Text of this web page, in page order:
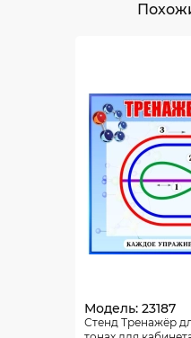
Модель: 23187
Стенд Тренажёр